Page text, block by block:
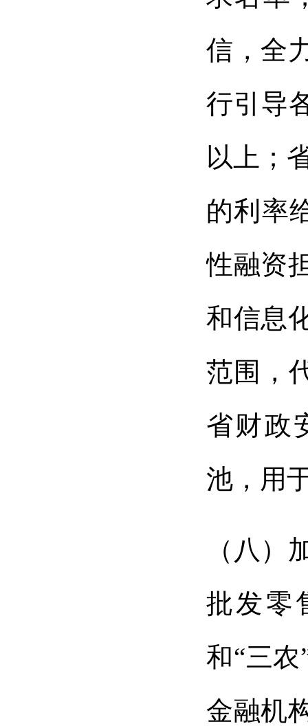
信，全
行引导
以上；
的利率
性融资
和信息
范围，
省财政
池，用
（八
批发零
和“三
金融机